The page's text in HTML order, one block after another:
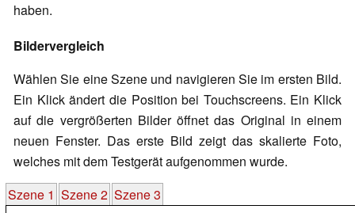
haben.
Bildervergleich
Wählen Sie eine Szene und navigieren Sie im ersten Bild.
Ein Klick ändert die Position bei Touchscreens. Ein Klick
auf die vergrößerten Bilder öffnet das Original in einem
neuen Fenster. Das erste Bild zeigt das skalierte Foto,
welches mit dem Testgerät aufgenommen wurde.
Szene 1 Szene 2 Szene 3